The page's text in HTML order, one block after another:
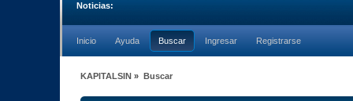
Noticias:
Inicio Ayuda Buscar Ingresar Registrarse
KAPITALSIN » Buscar